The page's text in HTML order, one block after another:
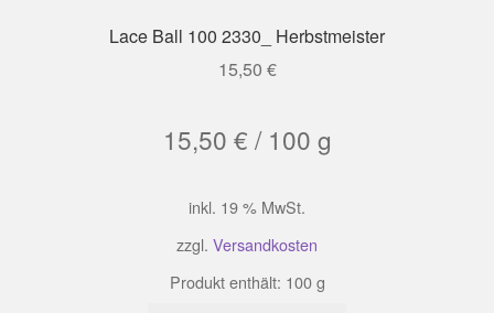
Lace Ball 100 2330_ Herbstmeister
15,50 €
15,50 € / 100 g
inkl. 19 % MwSt.
zzgl. Versandkosten
Produkt enthält: 100g